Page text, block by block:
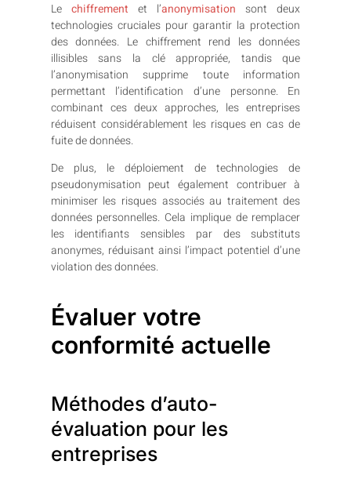
Le chiffrement et l’anonymisation sont deux
technologies cruciales pour garantir la protection
des données. Le chiffrement rend les données
illisibles sans la clé appropriée, tandis que
l’anonymisation supprime toute information
permettant l’identification d’une personne. En
combinant ces deux approches, les entreprises
réduisent considérablement les risques en cas de
fuite de données.
De plus, le déploiement de technologies de
pseudonymisation peut également contribuer à
minimiser les risques associés au traitement des
données personnelles. Cela implique de remplacer
les identifiants sensibles par des substituts
anonymes, réduisant ainsi l’impact potentiel d’une
violation des données.
Évaluer votre
conformité actuelle
Méthodes d’auto-
évaluation pour les
entreprises